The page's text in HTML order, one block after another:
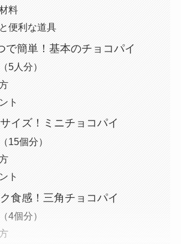
料
便利な道具
で簡単！基本のチョコパイ
5人分）
ト
イズ！ミニチョコパイ
15個分）
ト
食感！三角チョコパイ
4個分）